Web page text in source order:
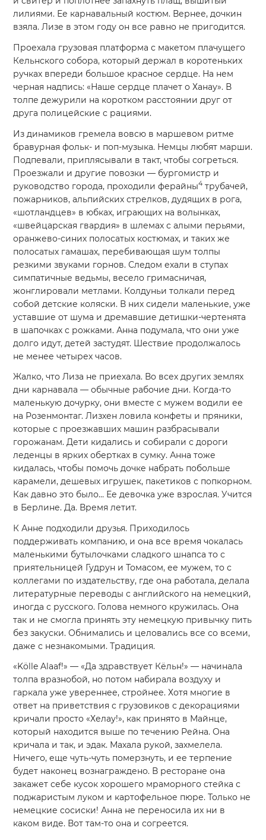
лилиями. Ее карнавальный костюм. Вернее, дочкин
взяла. Лизе в этом году он все равно не пригодится.
Проехала грузовая платформа с макетом плачущего
Кельнского собора, который держал в коротеньких
ручках впереди большое красное сердце. На нем
черная надпись: «Наше сердце плачет о Ханау». В
толпе дежурили на коротком расстоянии друг от
друга полицейские с рациями.
Из динамиков гремела вовсю в маршевом ритме
бравурная фольк- и поп-музыка. Немцы любят марши.
Подпевали, приплясывали в такт, чтобы согреться.
Проезжали и другие повозки — бургомистр и
руководство города, проходили ферайны4 трубачей,
пожарников, альпийских стрелков, дудящих в рога,
«шотландцев» в юбках, играющих на волынках,
«швейцарская гвардия» в шлемах с алыми перьями,
оранжево-синих полосатых костюмах, и таких же
полосатых гамашах, перебивающая шум толпы
резкими звуками горнов. Следом ехали в ступах
симпатичные ведьмы, весело гримасничая,
жонглировали метлами. Колдуньи толкали перед
собой детские коляски. В них сидели маленькие, уже
уставшие от шума и дремавшие детишки-чертенята
в шапочках с рожками. Анна подумала, что они уже
долго идут, детей застудят. Шествие продолжалось
не менее четырех часов.
Жалко, что Лиза не приехала. Во всех других землях
дни карнавала — обычные рабочие дни. Когда-то
маленькую дочурку, они вместе с мужем водили ее
на Розенмонтаг. Лизхен ловила конфеты и пряники,
которые с проезжавших машин разбрасывали
горожанам. Дети кидались и собирали с дороги
леденцы в ярких обертках в сумку. Анна тоже
кидалась, чтобы помочь дочке набрать побольше
карамели, дешевых игрушек, пакетиков с попкорном.
Как давно это было… Ее девочка уже взрослая. Учится
в Берлине. Да. Время летит.
К Анне подходили друзья. Приходилось
поддерживать компанию, и она все время чокалась
маленькими бутылочками сладкого шнапса то с
приятельницей Гудрун и Томасом, ее мужем, то с
коллегами по издательству, где она работала, делала
литературные переводы с английского на немецкий,
иногда с русского. Голова немного кружилась. Она
так и не смогла принять эту немецкую привычку пить
без закуски. Обнимались и целовались все со всеми,
даже с незнакомыми. Традиция.
«Kölle Alaaf!» — «Да здравствует Кёльн!» — начинала
толпа вразнобой, но потом набирала воздуху и
гаркала уже увереннее, стройнее. Хотя многие в
ответ на приветствия с грузовиков с декорациями
кричали просто «Хелау!», как принято в Майнце,
который находится выше по течению Рейна. Она
кричала и так, и эдак. Махала рукой, захмелела.
Ничего, еще чуть-чуть померзнуть, и ее терпение
будет наконец вознаграждено. В ресторане она
закажет себе кусок хорошего мраморного стейка с
поджаристым луком и картофельное пюре. Только не
немецкие сосиски! Анна не переносила их ни в
каком виде. Вот там-то она и согреется.